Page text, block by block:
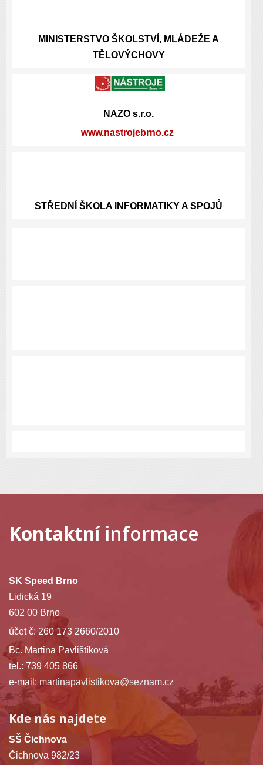
MINISTERSTVO ŠKOLSTVÍ, MLÁDEŽE A
TĚLOVÝCHOVY
NAZO s.r.o.
www.nastrojebrno.cz
STŘEDNÍ ŠKOLA INFORMATIKY A SPOJŮ
Kontaktníinformace
SK Speed Brno
Lidická 19
602 00 Brno
účet č: 260 173 2660/2010
Bc. Martina Pavlištíková
tel.: 739 405 866
e-mail: martinapavlistikova@seznam.cz
Kde nás najdete
SŠ Čichnova
Čichnova 982/23